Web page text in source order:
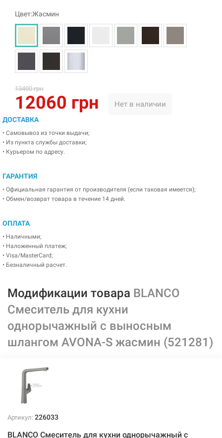
Цвет:Жасмин
13400 грн
12060 грн Нет в наличии
ДОСТАВКА
• Самовывоз из точки выдачи;
• Из пункта службы доставки;
• Курьером по адресу.
ГАРАНТИЯ
• Официальная гарантия от производителя (если таковая имеется);
• Обмен/возврат товара в течение 14 дней.
ОПЛАТА
• Наличными;
• Наложенный платеж;
• Visa/MasterCard;
• Безналичный расчет.
Модификации товара BLANCO
Смеситель для кухни
однорычажный с выносным
шлангом AVONA-S жасмин (521281)
Артикул: 226033
BLANCO Смеситель для кухни однорычажный с